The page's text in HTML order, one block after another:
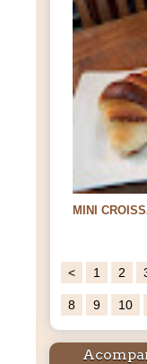
MINI
< 1 2
8 9 10